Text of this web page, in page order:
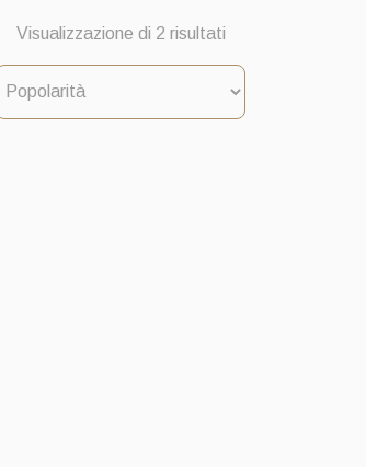
Visualizzazione di 2 risultatiPopolarità